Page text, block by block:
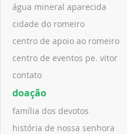
água mineral aparecida
cidade do romeiro
centro de apoio ao romeiro
centro de eventos pe. vitor
contato
doação
família dos devotos
história de nossa senhora